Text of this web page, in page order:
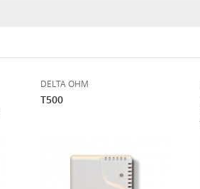
DELTA OHM
T500